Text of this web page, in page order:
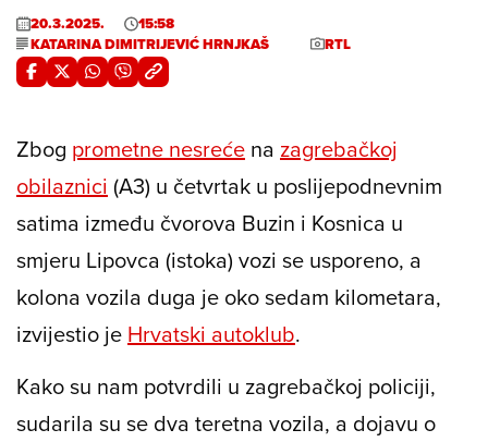
20.3.2025.
15:58
KATARINA DIMITRIJEVIĆ HRNJKAŠ
RTL
Zbog prometne nesreće na zagrebačkoj
obilaznici (A3) u četvrtak u poslijepodnevnim
satima između čvorova Buzin i Kosnica u
smjeru Lipovca (istoka) vozi se usporeno, a
kolona vozila duga je oko sedam kilometara,
izvijestio je Hrvatski autoklub.
Kako su nam potvrdili u zagrebačkoj policiji,
sudarila su se dva teretna vozila, a dojavu o